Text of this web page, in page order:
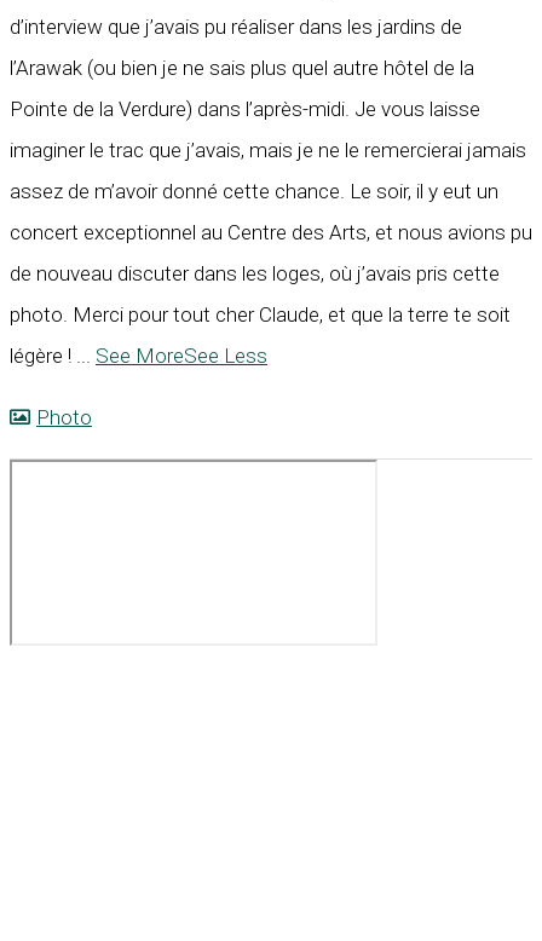
d’interview que j’avais pu réaliser dans les jardins de
l’Arawak (ou bien je ne sais plus quel autre hôtel de la
Pointe de la Verdure) dans l’après-midi. Je vous laisse
imaginer le trac que j’avais, mais je ne le remercierai jamais
assez de m’avoir donné cette chance. Le soir, il y eut un
concert exceptionnel au Centre des Arts, et nous avions pu
de nouveau discuter dans les loges, où j’avais pris cette
photo. Merci pour tout cher Claude, et que la terre te soit
légère !
See MoreSee Less
Photo